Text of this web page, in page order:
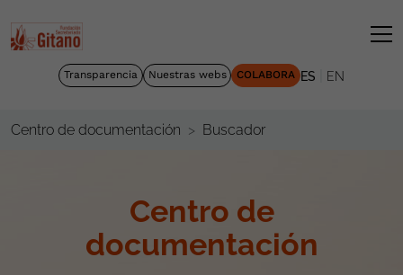
Transparencia Nuestras webs COLABORA ES EN
Centro de documentación Buscador
Centro de
documentación